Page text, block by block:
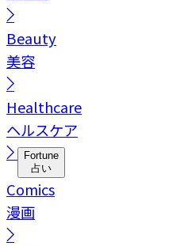
Beauty
美容
Healthcare
ヘルスケア
Fortune
占い
Comics
漫画